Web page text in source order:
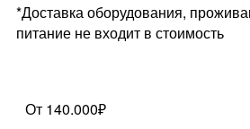
*Доставка оборудования,
питание не входит в стоимость
От 140.000₽